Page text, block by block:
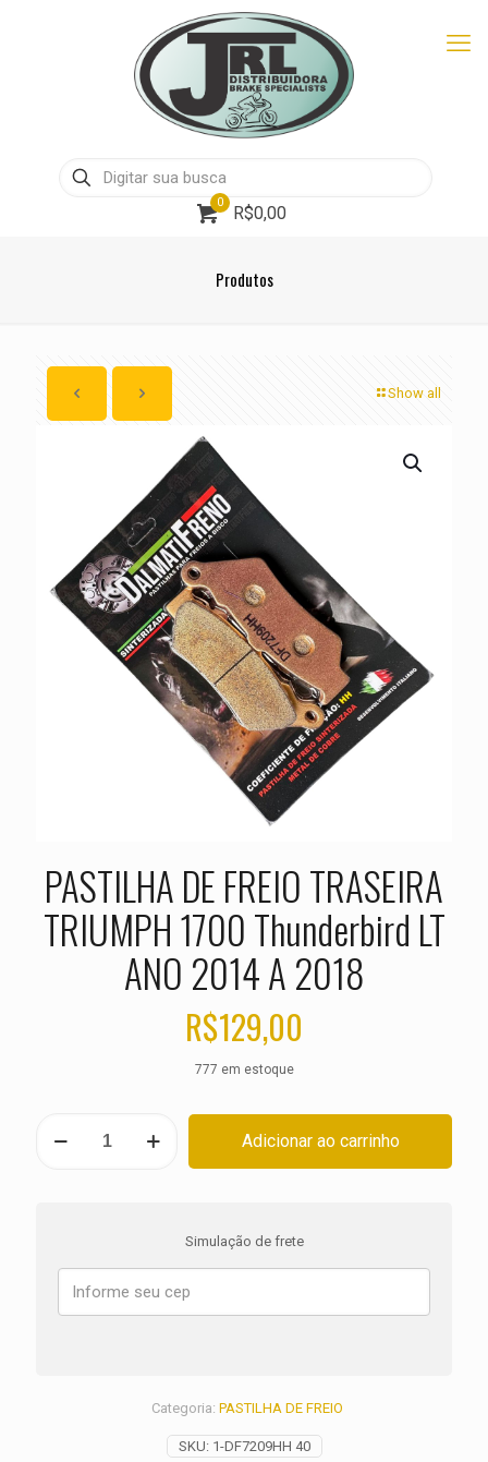
0
R$0,00
Produtos
Show all
PASTILHA DE FREIO TRASEIRA
TRIUMPH 1700 Thunderbird LT
ANO 2014 A 2018
R$129,00
777 em estoque
2014
Adicionar ao carrinho
Simulação de frete
SKU: 1-DF7209HH 40
Categoria: PASTILHA DE FREIO